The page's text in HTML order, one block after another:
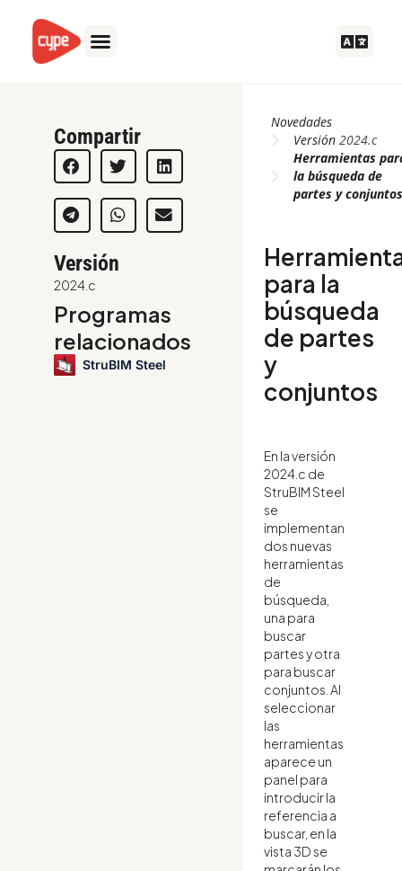
contenido
Compartir
Versión
2024.c
Programas
relacionados
StruBIM Steel
Novedades
Versión2024.c
Herramientas
la búsqueda de
partes y
para la
búsqueda
de partes
y
conjuntos
En la versión
2024.c de
StruBIM Steel
se
implementan
dos nuevas
herramientas
de
búsqueda,
una para
buscar
partes y otra
para buscar
conjuntos. Al
seleccionar
las
herramientas
aparece un
panel para
introducir la
referencia a
buscar, en la
vista 3D se